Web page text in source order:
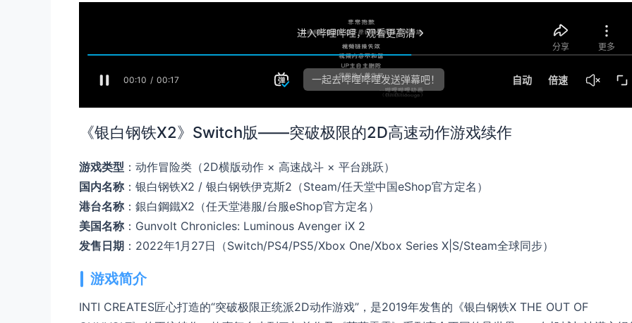
《银白钢铁X2》Switch版——突破极限的2D高速动作游戏续作
游戏类型 ：动作冒险类（2D横版动作 × 高速战斗 × 平台跳跃）
国内名称 ：银白钢铁X2 / 银白钢铁伊克斯2（Steam/任天堂中国eShop官方定名）
港台名称 ：銀白鋼鐵X2（任天堂港服/台服eShop官方定名）
美国名称 ：Gunvolt Chronicles: Luminous Avenger iX 2
发售日期 ：2022年1月27日（Switch/PS4/PS5/Xbox One/Xbox Series X|S/Steam全球同步）
游戏简介
INTI CREATES匠心打造的“突破极限正统派2D动作游戏”，是2019年发售的《银白钢铁X THE OUT OF